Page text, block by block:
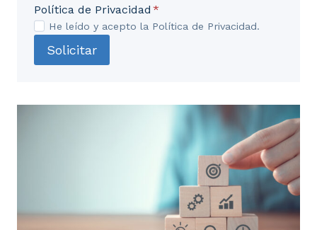
Política de Privacidad *
He leído y acepto la Política de Privacidad.
Solicitar